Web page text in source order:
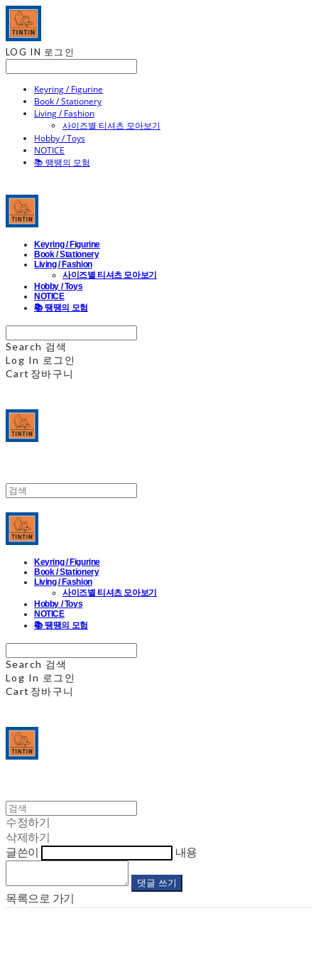
LOG IN 로그인
Keyring / Figurine
Book / Stationery
Living / Fashion
사이즈별 티셔츠 모아보기
Hobby / Toys
NOTICE
📚 땡땡의 모험
Keyring / Figurine
Book / Stationery
Living / Fashion
사이즈별 티셔츠 모아보기
Hobby / Toys
NOTICE
📚 땡땡의 모험
Search 검색
Log In 로그인
Cart 장바구니
Keyring / Figurine
Book / Stationery
Living / Fashion
사이즈별 티셔츠 모아보기
Hobby / Toys
NOTICE
📚 땡땡의 모험
Search 검색
Log In 로그인
Cart 장바구니
수정하기
삭제하기
글쓴이
내용
댓글 쓰기
목록으로 가기